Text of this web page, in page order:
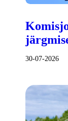
30-07-2026